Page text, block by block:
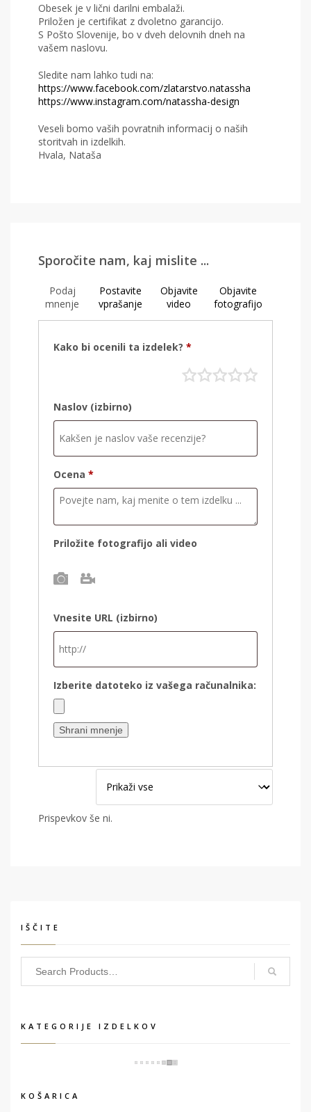
Obesek je v lični darilni embalaži.
Priložen je certifikat z dvoletno garancijo.
S Pošto Slovenije, bo v dveh delovnih dneh na
vašem naslovu.
Sledite nam lahko tudi na:
https://www.facebook.com/zlatarstvo.natassha
https://www.instagram.com/natassha-design
Veseli bomo vaših povratnih informacij o naših
storitvah in izdelkih.
Hvala, Nataša
Sporočite nam, kaj mislite ...
Podaj
mnenje
Postavite
vprašanje
Objavite
video
Objavite
fotografijo
Kako bi ocenili ta izdelek? *
Naslov (izbirno)
Ocena *
Priložite fotografijo ali video
Foto
Vnesite URL (izbirno)
Izberite datoteko iz vašega računalnika:
Shrani mnenje
Prispevkov še ni.
IŠČITE
KATEGORIJE IZDELKOV
KOŠARICA